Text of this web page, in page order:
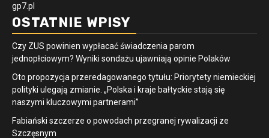
gp7.pl
OSTATNIE WPISY
Czy ZUS powinien wypłacać świadczenia parom
jednopłciowym? Wyniki sondażu ujawniają opinie Polaków
Oto propozycja przeredagowanego tytułu: Priorytety niemieckiej
polityki ulegają zmianie. „Polska i kraje bałtyckie stają się
naszymi kluczowymi partnerami”
Fabiański szczerze o powodach przegranej rywalizacji ze
Szczęsnym